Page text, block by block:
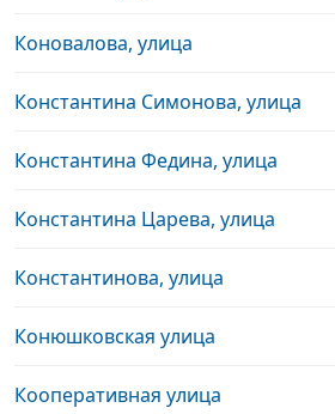
Коновалова, улица
Константина Симонова, улица
Константина Федина, улица
Константина Царева, улица
Константинова, улица
Конюшковская улица
Кооперативная улица